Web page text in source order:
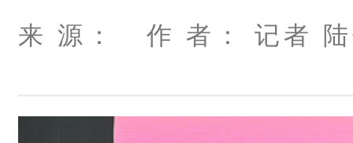
来 源： 作 者： 记者